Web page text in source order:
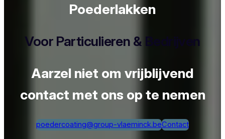
Poederlakken
Voor Particulieren & Bedrijven
Aarzel niet om vrijblijvend
contact met ons op te nemen
poedercoating@group-vlaeminck.beContact